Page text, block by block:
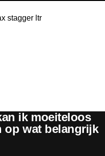
stagger ltr
ik moeiteloos
op wat belangrijk